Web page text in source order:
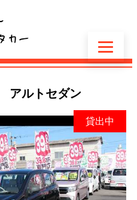
アルトセダン
貸出中